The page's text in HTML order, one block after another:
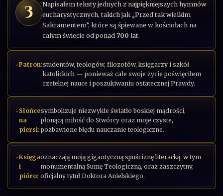
3
Napisałem teksty jednych z najpiękniejszych hymnów
eucharystycznych, takich jak „Przed tak wielkim
Sakramentem”, które są śpiewane w kościołach na
całym świecie od ponad 700 lat.
Patron:studentów, teologów, filozofów, księgarzy i szkół
katolickich — ponieważ całe swoje życie poświęciłem
rzetelnej nauce i poszukiwaniu ostatecznej Prawdy.
Słońce
na
piersi:
symbolizuje niezwykłe światło boskiej mądrości,
płonącą miłość do Stwórcy oraz moje czyste,
pozbawione błędu nauczanie teologiczne.
Księga
i
pióro:
oznaczają moją gigantyczną spuściznę literacką, w tym
monumentalną Sumę Teologiczną, oraz zaszczytny,
oficjalny tytuł Doktora Anielskiego.